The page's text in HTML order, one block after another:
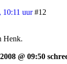
10:11 uur #12
Henk.
@ 09:50